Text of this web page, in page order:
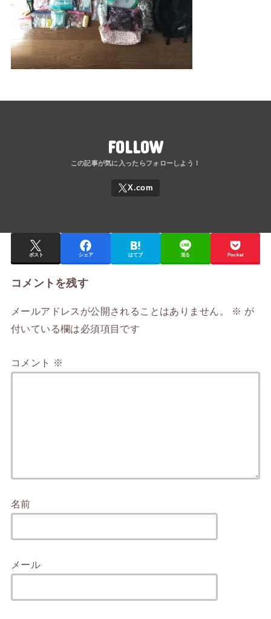
FOLLOW
ポスト シェア はてブ 送る Pocket
コメントを残す
メールアドレスが公開されることはありません。 ※ が
付いている欄は必須項目です
コメント ※
名前
メール